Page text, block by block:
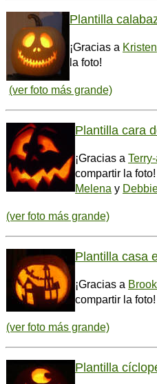
Plantilla
¡Gracias a Kristen
la foto!
(ver foto más grande)
Plantilla cara
¡Gracias a
compartir la
Melena y
(ver foto más grande)
Plantilla casa
¡Gracias a
compartir la foto!
(ver foto más grande)
Plantilla